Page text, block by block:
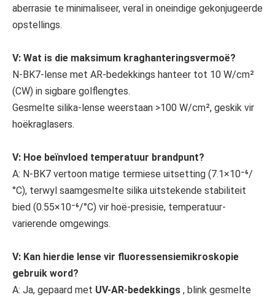
aberrasie te minimaliseer, veral in oneindige gekonjugeerde
opstellings.
V: Wat is die maksimum kraghanteringsvermoë?
N-BK7-lense met AR-bedekkings hanteer tot 10 W/cm²
(CW) in sigbare golflengtes.
Gesmelte silika-lense weerstaan ​​>100 W/cm², geskik vir
hoëkraglasers.
V: Hoe beïnvloed temperatuur brandpunt?
A: N-BK7 vertoon matige termiese uitsetting (7.1×10⁻⁶/
°C), terwyl saamgesmelte silika uitstekende stabiliteit
bied (0.55×10⁻⁶/°C) vir hoë-presisie, temperatuur-
varierende omgewings.
V: Kan hierdie lense vir fluoressensiemikroskopie
gebruik word?
A: Ja, gepaard met UV-AR-bedekkings , blink gesmelte
Plano-konkawe lense Lensmeniskus